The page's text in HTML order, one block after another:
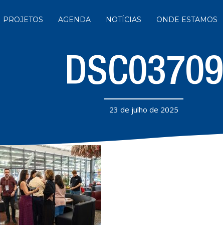
PROJETOS AGENDA NOTÍCIAS ONDE ESTAMOS
DSC03709
23 de julho de 2025